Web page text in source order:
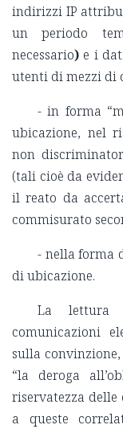
indirizzi IP
un periodo
necessario) e i
utenti di mezzi di
- in forma
ubicazione, nel
non
(tali cioè da
il reato da
commisurato
- nella forma
di ubicazione.
La lettura
comunicazioni
sulla
“la deroga
riservatezza
a queste